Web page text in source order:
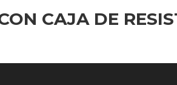
CAJA DE